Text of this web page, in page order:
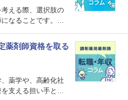
える際、選択肢の
なることです。し
かもしれません。
意味ない」といわ
ト、年収・キャリ
薬剤師資格を取る
薬学や、高齢化社
支える担い手とし